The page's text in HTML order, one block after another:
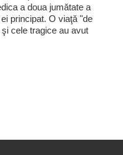
a doua jumătate a
principat. O viaţă "de
cele tragice au avut